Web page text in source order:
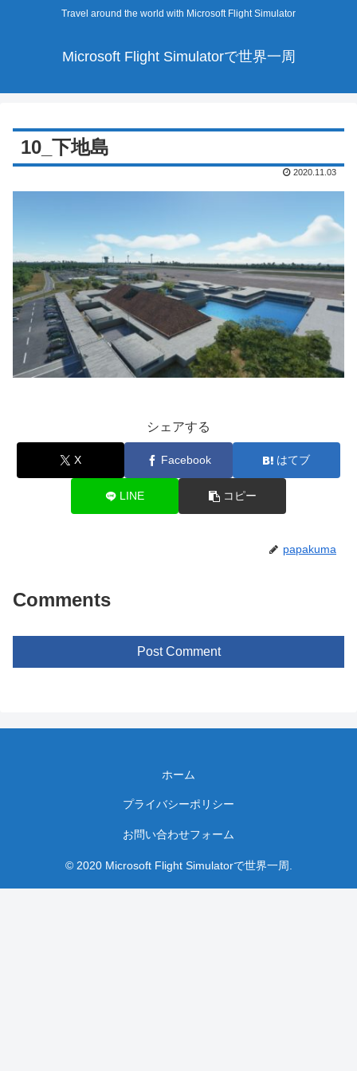
Travel around the world with Microsoft Flight Simulator
Microsoft Flight Simulatorで世界一周
10_下地島
2020.11.03
シェアする
X Facebook はてブ
LINE コピー
papakuma
Comments
Post Comment
ホーム
プライバシーポリシー
お問い合わせフォーム
© 2020 Microsoft Flight Simulatorで世界一周.